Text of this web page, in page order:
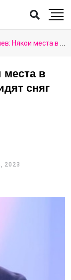
почти няма да видят сняг тази зима
места в
сняг
2023